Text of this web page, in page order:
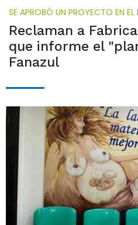
SE APROBÓ UN PROYECTO EN
Reclaman a
que informe el
Fanazul